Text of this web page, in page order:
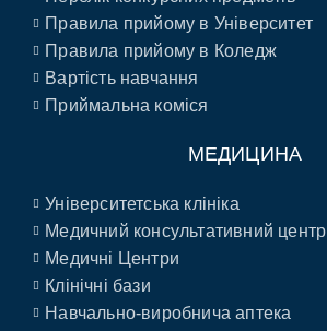
Правила прийому в Університет
Правила прийому в Коледж
Вартість навчання
Приймальна коміся
МЕДИЦИНА
Університетська клініка
Медичний консультативний центр
Медичні Центри
Клінічні бази
Навчально-виробнича аптека